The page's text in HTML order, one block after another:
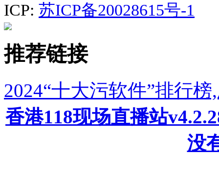
ICP: 苏ICP备20028615号-1
推荐链接
2024“十大污软件”排行
香港118现场直播站
没